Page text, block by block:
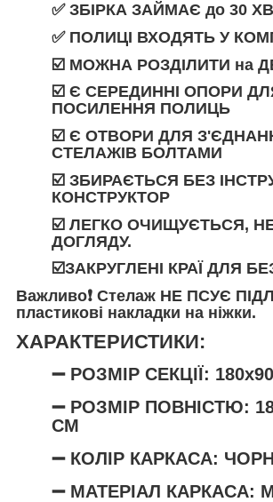
✅ ЗБІРКА ЗАЙМАЄ до 30
✅ПОЛИЦІ ВХОДЯТЬ У
☑️ МОЖНА РОЗДІЛИТИ на
☑️ Є СЕРЕДИННІ ОПОРИ
ПОСИЛЕННЯ ПОЛИЦЬ
☑️ Є ОТВОРИ ДЛЯ
СТЕЛАЖІВ БОЛТАМИ
☑️ ЗБИРАЄТЬСЯ БЕЗ
КОНСТРУКТОР
☑️ ЛЕГКО ОЧИЩУЄТЬСЯ,
ДОГЛЯДУ.
☑️ЗАКРУГЛЕНІ КРАЇ ДЛЯ
Важливо❗️ Стелаж НЕ ПСУЄ
пластикові накладки на ніжки.
ХАРАКТЕРИСТИКИ:
➖ РОЗМІР СЕКЦІЇ:
➖ РОЗМІР ПОВНІСТЮ:
СМ
➖ КОЛІР КАРКАСА:
➖ МАТЕРІАЛ КАРКАСА: